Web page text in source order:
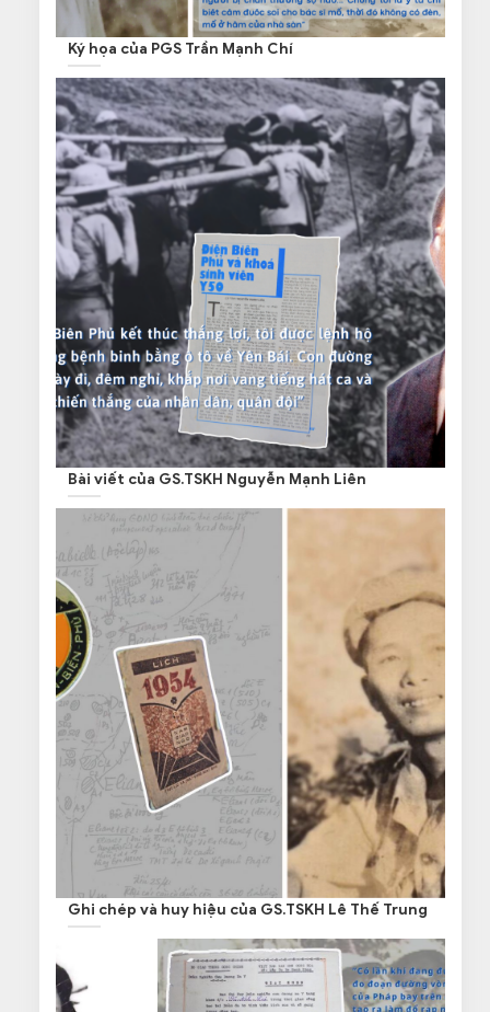
Ký họa của PGS Trần Mạnh Chí
Bài viết của GS.TSKH Nguyễn Mạnh Liên
Ghi chép và huy hiệu của GS.TSKH Lê Thế Trung